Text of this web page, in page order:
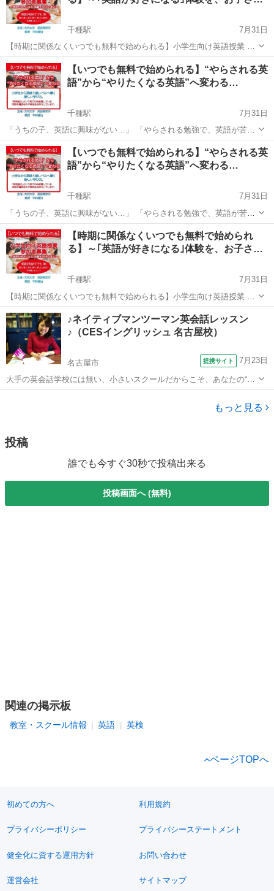
千種駅
7月31日
【時期に関係なくいつでも無料で始められる】小学生向け英語授業 参
加者募集 ～｢英語が好きになる｣体験を、お子さまに～ ｢英語って面白
い！｣そんな気持ちを育てることを大切にした小学生向けの英語授業で
す。 現在、少人数...
愛知 名古屋市 千種駅 英会話 小学生
【いつでも無料で始められる】“やらされる英
語”から“やりたくなる英語”へ変わる…
千種駅
7月31日
「うちの子、英語に興味がない…」 「やらされる勉強で、英語が苦手
に…」 「親が英語に苦手意識がある…」 そんなお悩みをお持ちの保護
者の方へ。 本プロジェクトは、大学教授が監修・指導する “やらされ
る英語”から“...
愛知 名古屋市 千種駅 英検 小学生
【いつでも無料で始められる】“やらされる英
語”から“やりたくなる英語”へ変わる…
千種駅
7月31日
「うちの子、英語に興味がない…」 「やらされる勉強で、英語が苦手
に…」 「親が英語に苦手意識がある…」 そんなお悩みをお持ちの保護
者の方へ。 本プロジェクトは、大学教授が監修・指導する “やらされ
る英語”から“...
愛知 名古屋市 千種駅 英検 小学生
【時期に関係なくいつでも無料で始められ
る】～｢英語が好きになる｣体験を、お子さ…
千種駅
7月31日
【時期に関係なくいつでも無料で始められる】小学生向け英語授業 参
加者募集 ～｢英語が好きになる｣体験を、お子さまに～ ｢英語って面白
い！｣そんな気持ちを育てることを大切にした小学生向けの英語授業で
す。 現在、少人数...
愛知 名古屋市 千種駅 小学生
♪ネイティブマンツーマン英会話レッスン
♪（CESイングリッシュ 名古屋校）
名古屋市 提携サイト 7月23日
大手の英会話学校には無い、小さいスクールだからこそ、あなたの“わ
がまま”に合わせたレッスンプランを立てることが可能です！まずは無
もっと見る
投稿
誰でも今すぐ30秒で投稿出来る
投稿画面へ (無料)
関連の掲示板
教室・スクール情報 英語 英検
ページTOPへ
初めての方へ 利用規約
プライバシーポリシー プライバシーステートメント
健全化に資する運用方針 お問い合わせ
運営会社 サイトマップ